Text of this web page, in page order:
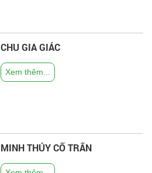
CHU GIA GIÁC
Xem thêm...
MINH THỦY CỔ TRẤN